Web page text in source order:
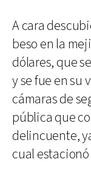
A cara
beso en la
dólares, que
y se fue en su
cámaras de
pública que
delincuente,
cual